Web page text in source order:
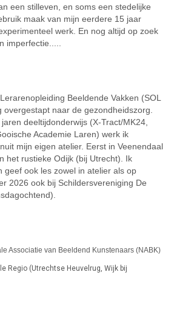
een stilleven, en soms een stedelijke
maak van mijn eerdere 15 jaar
werk. En nog altijd op zoek
imperfectie.....
Beeldende Vakken (SOL
naar de gezondheidszorg.
deeltijdonderwijs (X-Tract/MK24,
Academie Laren) werk ik
mijn eigen atelier. Eerst in Veenendaal
het rustieke Odijk (bij Utrecht). Ik
geef ook les zowel in atelier als op
2026 ook bij Schildersvereniging De
Associatie van Beeldend Kunstenaars (NABK)
Regio (Utrechtse Heuvelrug, Wijk bij